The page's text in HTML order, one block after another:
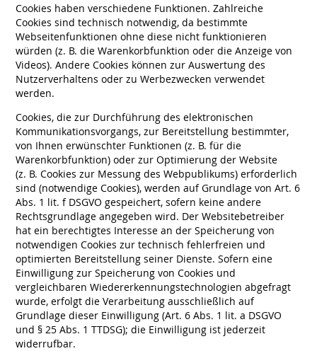
Cookies haben verschiedene Funktionen. Zahlreiche
Cookies sind technisch notwendig, da bestimmte
Webseitenfunktionen ohne diese nicht funktionieren
würden (z. B. die Warenkorbfunktion oder die Anzeige von
Videos). Andere Cookies können zur Auswertung des
Nutzerverhaltens oder zu Werbezwecken verwendet
werden.
Cookies, die zur Durchführung des elektronischen
Kommunikationsvorgangs, zur Bereitstellung bestimmter,
von Ihnen erwünschter Funktionen (z. B. für die
Warenkorbfunktion) oder zur Optimierung der Website
(z. B. Cookies zur Messung des Webpublikums) erforderlich
sind (notwendige Cookies), werden auf Grundlage von Art. 6
Abs. 1 lit. f DSGVO gespeichert, sofern keine andere
Rechtsgrundlage angegeben wird. Der Websitebetreiber
hat ein berechtigtes Interesse an der Speicherung von
notwendigen Cookies zur technisch fehlerfreien und
optimierten Bereitstellung seiner Dienste. Sofern eine
Einwilligung zur Speicherung von Cookies und
vergleichbaren Wiedererkennungstechnologien abgefragt
wurde, erfolgt die Verarbeitung ausschließlich auf
Grundlage dieser Einwilligung (Art. 6 Abs. 1 lit. a DSGVO
und § 25 Abs. 1 TTDSG); die Einwilligung ist jederzeit
widerrufbar.